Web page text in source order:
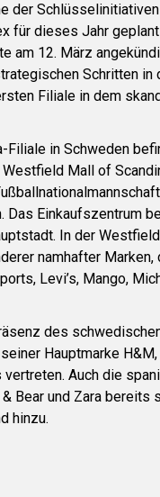
der
für dieses Jahr
am 12. März
Schritten
Filiale in dem
in Schweden
Mall of
Das Einkaufszentrum
In der
namhafter Marken,
Levi’s, Mango,
des
Hauptmarke
Auch die
Bear und Zara
hinzu.